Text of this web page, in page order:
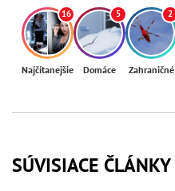
16
Najčítanejšie
5
Domáce
2
Zahraničné
SÚVISIACE ČLÁNKY